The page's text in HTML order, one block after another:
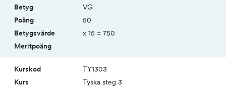
VG
50
x 15 = 750
TY1303
Tyska steg 3